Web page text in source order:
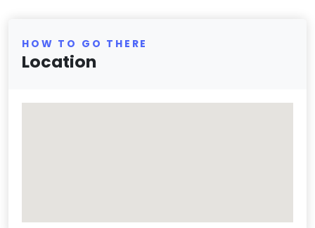
HOW TO GO THERE
Location